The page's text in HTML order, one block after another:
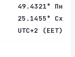
49.4321° Пн
25.1455° Сх
UTC+2 (EET)